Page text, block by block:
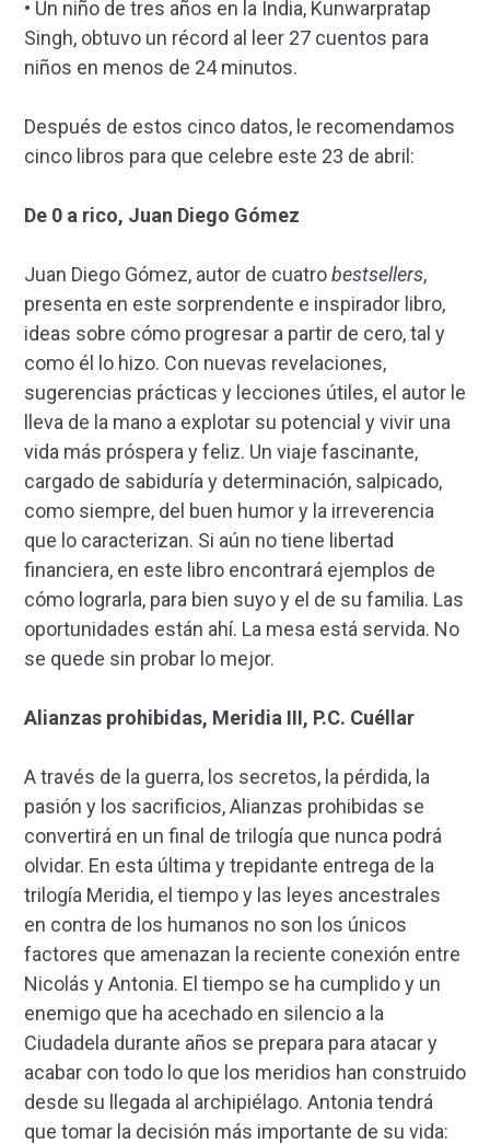
• Un niño de tres años en la India, Kunwarpratap
Singh, obtuvo un récord al leer 27 cuentos para
niños en menos de 24 minutos.
Después de estos cinco datos, le recomendamos
cinco libros para que celebre este 23 de abril:
De 0 a rico, Juan Diego Gómez
Juan Diego Gómez, autor de cuatrobestsellers,
presenta en este sorprendente e inspirador libro,
ideas sobre cómo progresar a partir de cero, tal y
como él lo hizo. Con nuevas revelaciones,
sugerencias prácticas y lecciones útiles, el autor le
lleva de la mano a explotar su potencial y vivir una
vida más próspera y feliz. Un viaje fascinante,
cargado de sabiduría y determinación, salpicado,
como siempre, del buen humor y la irreverencia
que lo caracterizan. Si aún no tiene libertad
financiera, en este libro encontrará ejemplos de
cómo lograrla, para bien suyo y el de su familia. Las
oportunidades están ahí. La mesa está servida. No
se quede sin probar lo mejor.
Alianzas prohibidas, Meridia III, P.C. Cuéllar
A través de la guerra, los secretos, la pérdida, la
pasión y los sacrificios, Alianzas prohibidas se
convertirá en un final de trilogía que nunca podrá
olvidar. En esta última y trepidante entrega de la
trilogía Meridia, el tiempo y las leyes ancestrales
en contra de los humanos no son los únicos
factores que amenazan la reciente conexión entre
Nicolás y Antonia. El tiempo se ha cumplido y un
enemigo que ha acechado en silencio a la
Ciudadela durante años se prepara para atacar y
acabar con todo lo que los meridios han construido
desde su llegada al archipiélago. Antonia tendrá
que tomar la decisión más importante de su vida: